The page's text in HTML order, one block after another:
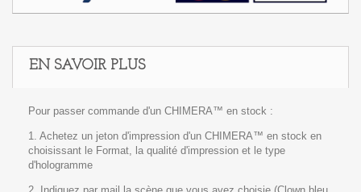
EN SAVOIR PLUS
Pour passer commande d'un CHIMERA™ en stock :
1. Achetez un jeton d'impression d'un CHIMERA™ en stock en
choisissant le Format, la qualité d'impression et le type
d'hologramme